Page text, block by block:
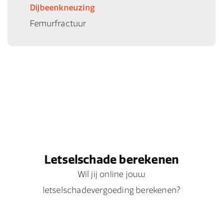
Dijbeenkneuzing
Femurfractuur
Letselschade berekenen
Wil jij online jouw
letselschadevergoeding berekenen?